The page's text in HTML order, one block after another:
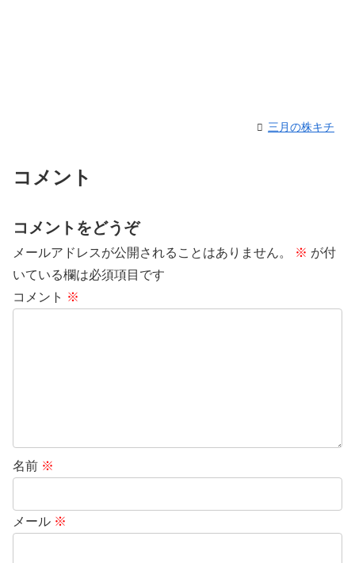
三月の株キチ
コメント
コメントをどうぞ
メールアドレスが公開されることはありません。 ※ が付
いている欄は必須項目です
コメント ※
名前 ※
メール ※